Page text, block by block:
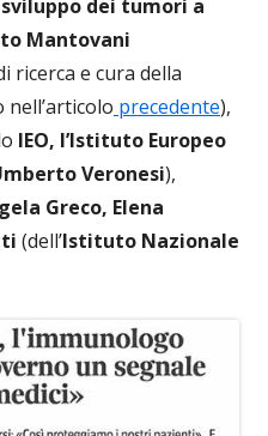
dei tumori a
Mantovani
ricerca e cura della
precedente),
IEO, l’Istituto Europeo
Veronesi),
Greco, Elena
(dell’Istituto Nazionale